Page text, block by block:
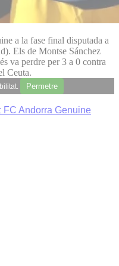
a la fase final disputada a
Els de Montse Sánchez
va perdre per 3 a 0 contra
Ceuta.
Permetre
FC Andorra Genuine